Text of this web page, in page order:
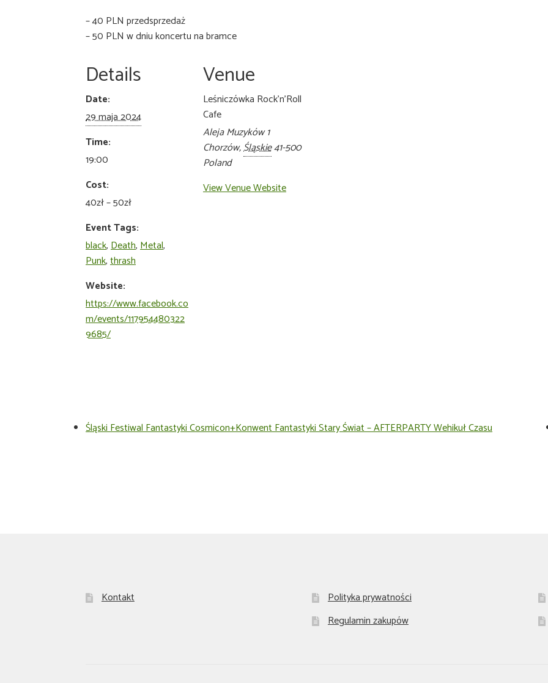
– 40 PLN przedsprzedaż
– 50 PLN w dniu koncertu na bramce
Details
Date:
29 maja 2024
Time:
19:00
Cost:
40zł – 50zł
Event Tags:
black,Death,Metal,
Punk,thrash
Website:
https://www.facebook.co
m/events/117954480322
9685/
Venue
Leśniczówka Rock’n’Roll
Cafe
Aleja Muzyków 1
Chorzów,Śląskie41-500
Poland
View Venue Website
Śląski Festiwal Fantastyki Cosmicon+Konwent Fantastyki Stary Świat – AFTERPARTY Wehikuł Czasu
Kontakt
Polityka prywatności
Regulamin zakupów